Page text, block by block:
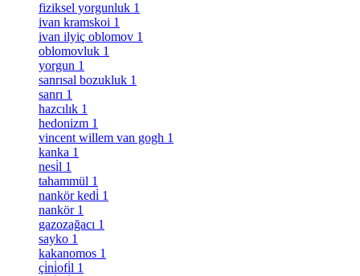
fiziksel yorgunluk 1
ivan kramskoi 1
ivan ilyiç oblomov 1
oblomovluk 1
yorgun 1
sanrısal bozukluk 1
sanrı 1
hazcılık 1
hedonizm 1
vincent willem van gogh 1
kanka 1
nesi̇l 1
tahammül 1
nankör kedi̇ 1
nankör 1
gazozağacı 1
sayko 1
kakanomos 1
çi̇ni̇ofi̇l 1